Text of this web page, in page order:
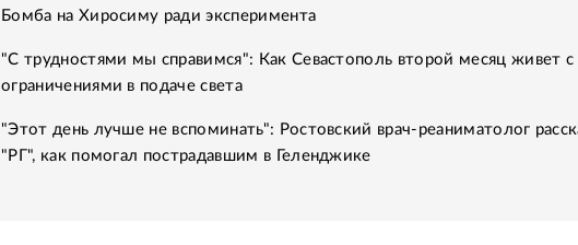
Бомба на Хиросиму ради эксперимента
"С трудностями мы справимся": Как Севастополь второй месяц живет с
ограничениями в подаче света
"Этот день лучше не вспоминать": Ростовский врач-реаниматолог
"РГ", как помогал пострадавшим в Геленджике